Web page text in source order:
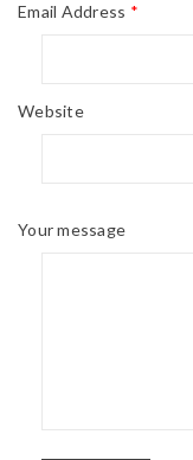
Email Address *
Website
Your message